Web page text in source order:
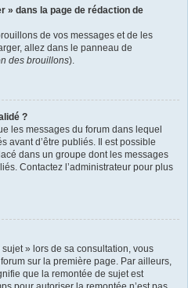
» dans la page de rédaction de
de vos messages et de les
allez dans le panneau de
des brouillons).
?
les messages du forum dans lequel
avant d’être publiés. Il est possible
dans un groupe dont les messages
Contactez l’administrateur pour plus
» lors de sa consultation, vous
sur la première page. Par ailleurs,
que la remontée de sujet est